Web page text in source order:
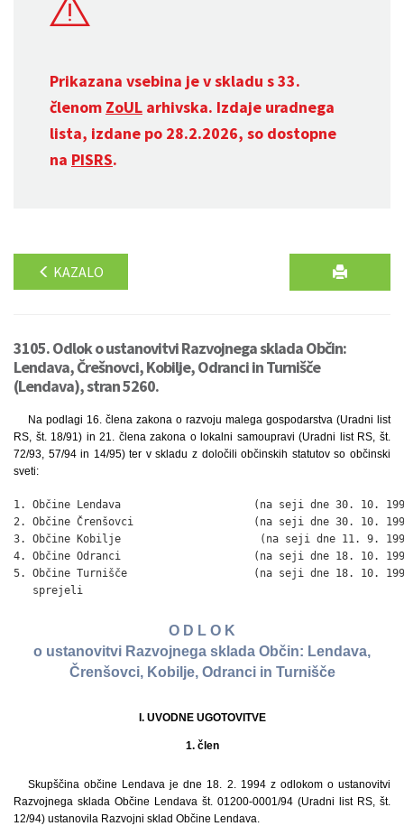
Prikazana vsebina je v skladu s 33.
členom ZoUL arhivska. Izdaje uradnega
lista, izdane po 28.2.2026, so dostopne
na PISRS.
KAZALO
3105. Odlok o ustanovitvi Razvojnega sklada Občin:
Lendava, Črešnovci, Kobilje, Odranci in Turnišče
(Lendava), stran 5260.
Na podlagi 16. člena zakona o razvoju malega gospodarstva (Uradni list
RS, št. 18/91) in 21. člena zakona o lokalni samoupravi (Uradni list RS, št.
72/93, 57/94 in 14/95) ter v skladu z določili občinskih statutov so občinski
sveti:
1. Občine Lendava                     (na seji dne 30. 10.
2. Občine Črenšovci                   (na seji dne 30. 10.
3. Občine Kobilje                      (na seji dne 11. 9.
4. Občine Odranci                     (na seji dne 18. 10.
5. Občine Turnišče                    (na seji dne 18. 10.
   sprejeli
O D L O K
o ustanovitvi Razvojnega sklada Občin: Lendava,
Črenšovci, Kobilje, Odranci in Turnišče
I. UVODNE UGOTOVITVE
1. člen
Skupščina občine Lendava je dne 18. 2. 1994 z odlokom o ustanovitvi
Razvojnega sklada Občine Lendava št. 01200-0001/94 (Uradni list RS, št.
12/94) ustanovila Razvojni sklad Občine Lendava.